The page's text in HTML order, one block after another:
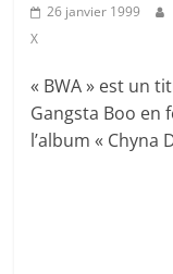
26 janvier 1999
X
« BWA » est un
Gangsta Boo en
l’album « Chyna